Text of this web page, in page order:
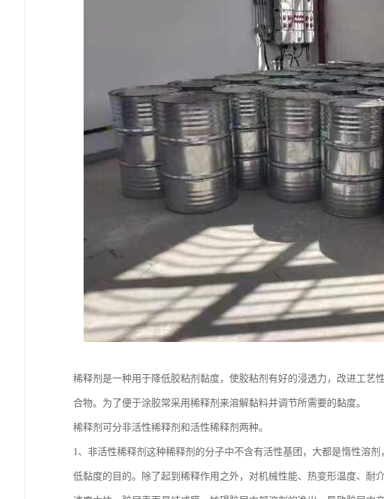
稀释剂是一种用于降低胶粘剂黏度，使胶粘剂有好的浸透力，改进工艺
合物。为了便于涂胶常采用稀释剂来溶解黏料并调节所需要的黏度。
稀释剂可分非活性稀释剂和活性稀释剂两种。
1、非活性稀释剂这种稀释剂的分子中不含有活性基团，大都是惰性溶
低黏度的目的。除了起到稀释作用之外，对机械性能、热变形温度、耐